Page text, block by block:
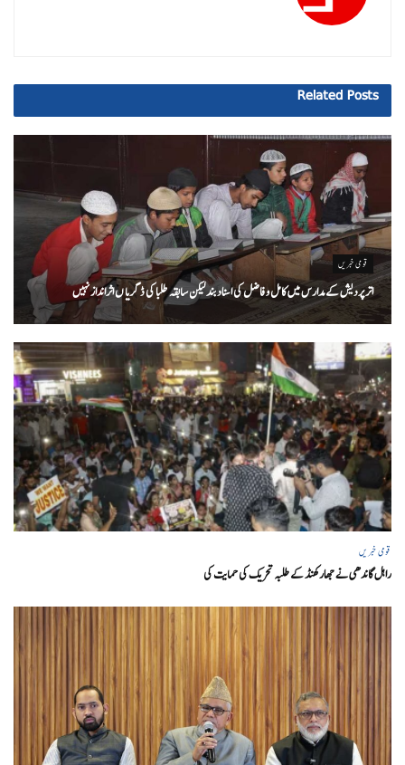
Related Posts
قومی خبریں
اتر پردیش کےمدارس میں کامل و فاضل کی اسناد بند لیکن سابقہ طلبا کی ڈگریا ں اثرانداز نہیں
قومی خبریں
راہل گاندھی نے جھارکھنڈ کے طلبہ تحریک کی حمایت کی